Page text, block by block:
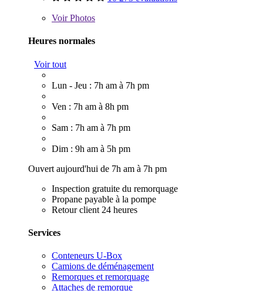
VoirPhotos
Heures normales
Voir tout
Lun - Jeu : 7h am à 7h pm
Ven : 7h am à 8h pm
Sam : 7h am à 7h pm
Dim : 9h am à 5h pm
Ouvert aujourd'hui de 7h am à 7h pm
Inspection gratuite du remorquage
Propane payable à la pompe
Retour client 24 heures
Services
Conteneurs U-Box
Camions de déménagement
Remorques et remorquage
Attaches de remorque